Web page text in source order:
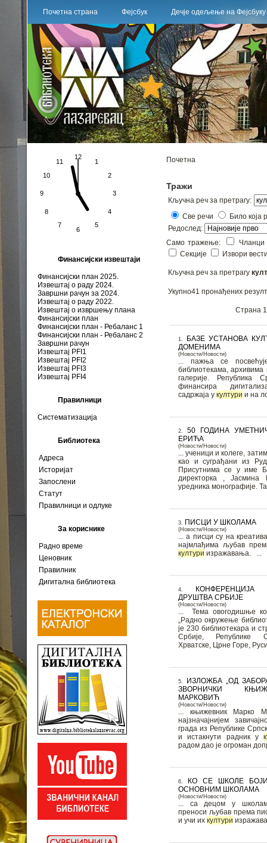
Почетна страна Фејсбук Дечје одељење на Фејсбуку
Финансијски извештаји
Финансијски план 2025.
Извештај о раду 2024.
Завршни рачун за 2024.
Извештај о раду 2022.
Извештај о извршењу плана
Финансијски план
Финансијски план - Ребаланс 1
Финансијски план - Ребаланс 2
Завршни рачун
Извештај PFI1
Извештај PFI2
Извештај PFI3
Извештај PFI4
Правилници
Систематизација
Библиотека
Адреса
Историјат
Запослени
Статут
Правилници и одлуке
За кориснике
Радно време
Ценовник
Правилник
Дигитална библиотека
Почетна
Тражи
Кључна реч за претрагу:
Све речи
Било која
Редослед:
Само тражење:
Секције
Извори
Кључна реч за претрагу
Укупно41 пронађених
Страна
1. БАЗЕ УСТАНОВА
ДОМЕНИМА
(Новости/Новости)
... пажња се
библиотекама, архивима
галерије. Република
финансира
садржаја у култури и на
2. 50 ГОДИНА
ЕРИЋА
(Новости/Новости)
... ученици и колеге,
као и суграђани из
Присутнима се у име
директорка , Јасмина
уредника монографије.
3. ПИСЦИ У ШКОЛАМА
(Новости/Новости)
... а писци су на
најмлађима љубав
култури
4. КОНФЕРЕНЦИЈА
ДРУШТВА СРБИЈЕ
(Новости/Новости)
... Тема овогодишње
„Радно окружење
је 230 библиотекара и
Србије, Републике
Хрватске, Црне Горе,
5. ИЗЛОЖБА „ОД
ЗВОРНИЧКИ
МАРКОВИЋ
(Новости/Новости)
... књижевник Марко
најзначајнијем
града из Републике
и истакнути радник у
радом дао је огроман
6. КО СЕ ШКОЛЕ
ОСНОВНИМ ШКОЛАМА
(Новости/Новости)
... са децом у
преноси љубав према
и учи их култури